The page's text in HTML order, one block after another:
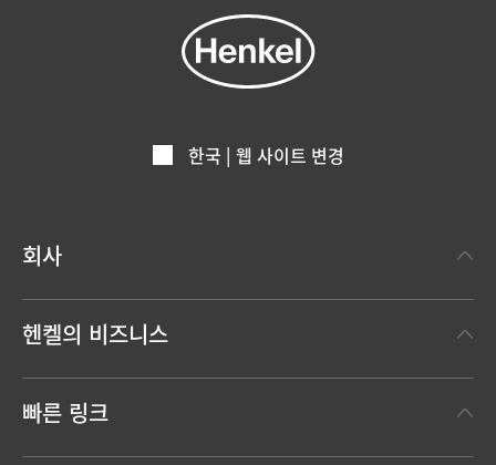
한국 | 웹 사이트 변경
회사
한눈에 보는 헨켈
보도 자료
헨켈의 비즈니스
(Henkel Adhesive Technologies)
빠른 링크